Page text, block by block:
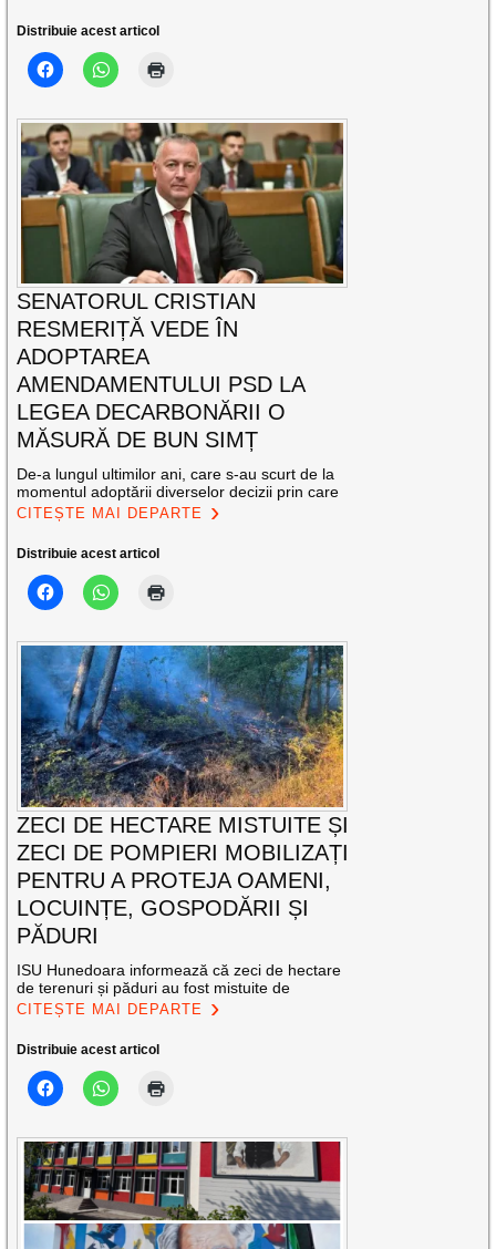
Distribuie acest articol
SENATORUL CRISTIAN
RESMERIȚĂ VEDE ÎN
ADOPTAREA
AMENDAMENTULUI PSD LA
LEGEA DECARBONĂRII O
MĂSURĂ DE BUN SIMȚ
De-a lungul ultimilor ani, care s-au scurt de la
momentul adoptării diverselor decizii prin care
CITEȘTE MAI DEPARTE
Distribuie acest articol
ZECI DE HECTARE MISTUITE ȘI
ZECI DE POMPIERI MOBILIZAȚI
PENTRU A PROTEJA OAMENI,
LOCUINȚE, GOSPODĂRII ȘI
PĂDURI
ISU Hunedoara informează că zeci de hectare
de terenuri și păduri au fost mistuite de
CITEȘTE MAI DEPARTE
Distribuie acest articol